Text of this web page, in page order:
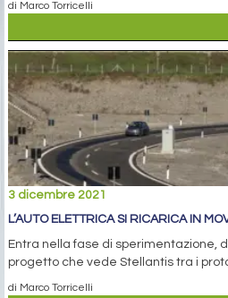
di Marco Torricelli
3 dicembre 2021
L’AUTO ELETTRICA SI RICARICA IN
Entra nella fase di sperimentazione, di
progetto che vede Stellantis tra i
di Marco Torricelli